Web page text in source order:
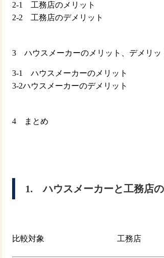
2-1 工務店のメリット
2-2 工務店のデメリット
3 ハウスメーカーのメリット、デメリッ
3-1 ハウスメーカーのメリット
3-2ハウスメーカーのデメリット
4 まとめ
1. ハウスメーカーと工務店
比較対象 工務店